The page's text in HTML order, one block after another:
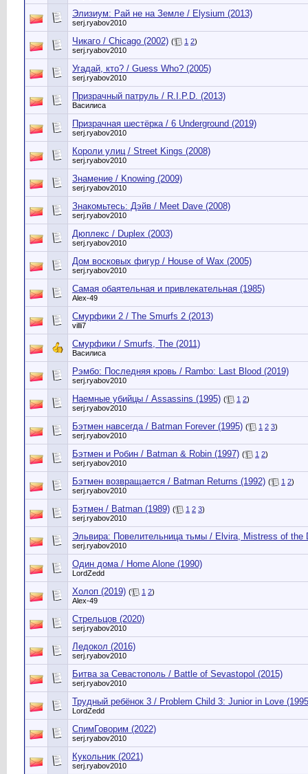
Элизиум: Рай не на Земле / Elysium (2013)
serj.ryabov2010
Чикаго / Chicago (2002) ( 1 2)
serj.ryabov2010
Угадай, кто? / Guess Who? (2005)
serj.ryabov2010
Призрачный патруль / R.I.P.D. (2013)
Василиса
Призрачная шестёрка / 6 Underground (2019)
serj.ryabov2010
Короли улиц / Street Kings (2008)
serj.ryabov2010
Знамение / Knowing (2009)
serj.ryabov2010
Знакомьтесь: Дэйв / Meet Dave (2008)
serj.ryabov2010
Дюплекс / Duplex (2003)
serj.ryabov2010
Дом восковых фигур / House of Wax (2005)
serj.ryabov2010
Самая обаятельная и привлекательная (1985)
Alex-49
Смурфики 2 / The Smurfs 2 (2013)
villi7
Смурфики / Smurfs, The (2011)
Василиса
Рэмбо: Последняя кровь / Rambo: Last Blood (2019)
serj.ryabov2010
Наемные убийцы / Assassins (1995) ( 1 2)
serj.ryabov2010
Бэтмен навсегда / Batman Forever (1995) ( 1 2 3)
serj.ryabov2010
Бэтмен и Робин / Batman & Robin (1997) ( 1 2)
serj.ryabov2010
Бэтмен возвращается / Batman Returns (1992) ( 1 2)
serj.ryabov2010
Бэтмен / Batman (1989) ( 1 2 3)
serj.ryabov2010
Эльвира: Повелительница тьмы / Elvira, Mistress of the
serj.ryabov2010
Один дома / Home Alone (1990)
LordZedd
Холоп (2019) ( 1 2)
Alex-49
Стрельцов (2020)
serj.ryabov2010
Ледокол (2016)
serj.ryabov2010
Битва за Севастополь / Battle of Sevastopol (2015)
serj.ryabov2010
Трудный ребёнок 3 / Problem Child 3: Junior in Love
LordZedd
СпимГоворим (2022)
serj.ryabov2010
Кукольник (2021)
serj.ryabov2010